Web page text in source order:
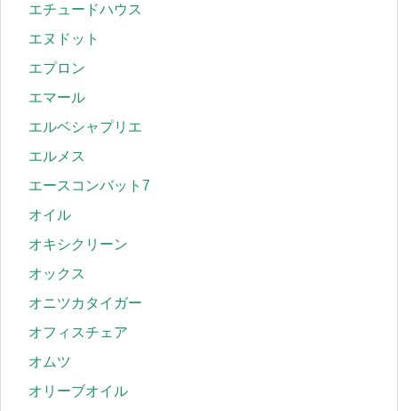
エチュードハウス
エヌドット
エプロン
エマール
エルベシャプリエ
エルメス
エースコンバット7
オイル
オキシクリーン
オックス
オニツカタイガー
オフィスチェア
オムツ
オリーブオイル